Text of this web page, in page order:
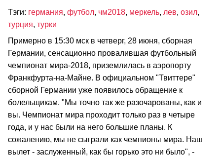
Тэги: германия, футбол, чм2018, меркель, лев, озил,
турция, турки
Примерно в 15:30 мск в четверг, 28 июня, сборная
Германии, сенсационно провалившая футбольный
чемпионат мира-2018, приземлилась в аэропорту
Франкфурта-на-Майне. В официальном "Твиттере"
сборной Германии уже появилось обращение к
болельщикам. "Мы точно так же разочарованы, как и
вы. Чемпионат мира проходит только раз в четыре
года, и у нас были на него большие планы. К
сожалению, мы не сыграли как чемпионы мира. Наш
вылет - заслуженный, как бы горько это ни было", -